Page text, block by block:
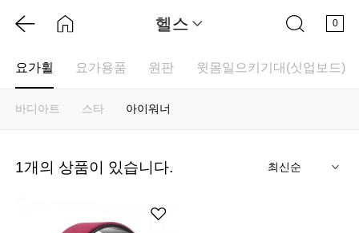
0
헬스
요가휠 요가용품 원판 윗몸일으키기대(싯업보드)
바디아트 스타 아이워너
1개의 상품이 있습니다.